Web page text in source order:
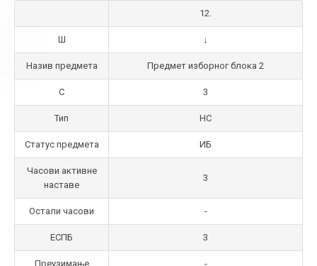
12.
Ш ↓
Назив предмета Предмет изборног блока 2
С 3
Тип НС
Статус предмета ИБ
Часови активне
наставе
3
Остали часови -
ЕСПБ 3
Преузимање -